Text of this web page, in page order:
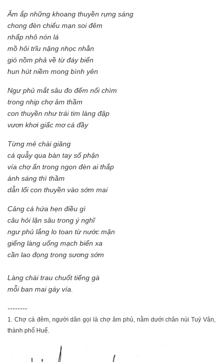
Ăm ắp những khoang thuyền rựng sáng
chong đèn chiếu mạn soi đêm
nhấp nhô nón lá
mồ hôi trĩu nặng nhọc nhằn
gió nồm phả về từ đáy biển
hun hút niềm mong bình yên
Ngư phủ mắt sâu đo đếm nổi chìm
trong nhịp chợ âm thầm
con thuyền như trái tim làng đập
vươn khơi giấc mơ cá đầy
Từng mẻ chài giăng
cá quẫy qua bàn tay số phận
vía chợ ẩn trong ngọn đèn ai thắp
ánh sáng thì thầm
dẫn lối con thuyền vào sớm mai
Cảng cá hứa hẹn điều gì
câu hỏi lặn sâu trong ý nghĩ
ngư phủ lắng lo toan từ nước mặn
giếng làng uống mạch biển xa
cần lao đọng trong sương sớm
Làng chài trau chuốt tiếng gà
mỗi ban mai gáy vía.
--------
1. Chợ cá đêm, người dân gọi là chợ âm phủ, nằm dưới chân núi Tuý Vân,
thành phố Huế.